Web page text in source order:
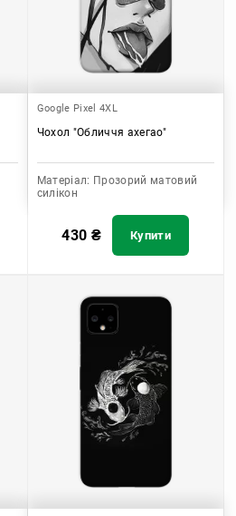
Google Pixel 4XL
Чохол "Обличчя ахегао"
Матеріал: Прозорий матовий
силікон
430 ₴ Купити